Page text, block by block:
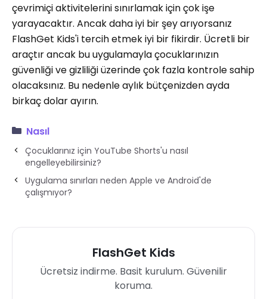
çevrimiçi aktivitelerini sınırlamak için çok işe
yarayacaktır. Ancak daha iyi bir şey arıyorsanız
FlashGet Kids'i tercih etmek iyi bir fikirdir. Ücretli bir
araçtır ancak bu uygulamayla çocuklarınızın
güvenliği ve gizliliği üzerinde çok fazla kontrole sahip
olacaksınız. Bu nedenle aylık bütçenizden ayda
birkaç dolar ayırın.
Nasıl
Çocuklarınız için YouTube Shorts'u nasıl
engelleyebilirsiniz?
Uygulama sınırları neden Apple ve Android'de
çalışmıyor?
FlashGet Kids
Ücretsiz indirme. Basit kurulum. Güvenilir
koruma.